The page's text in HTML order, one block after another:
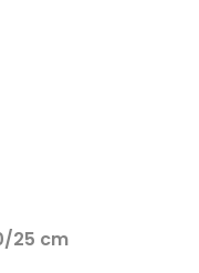
25 cm